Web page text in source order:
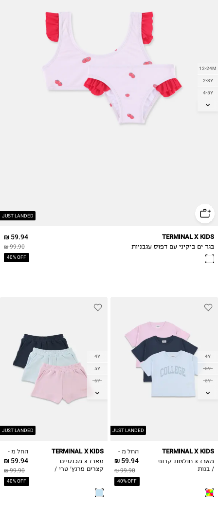
JUST LANDED
12-24M
2-3Y
4-5Y
6-7Y
59.94 ₪
99.90 ₪
40% OFF
TERMINAL X KIDS
בגד ים ביקיני עם דפוס עגבניות
JUST LANDED
4Y
5Y
6Y
7Y
13-14Y
החל מ -
59.94 ₪
99.90 ₪
40% OFF
TERMINAL X KIDS
מארז 3 חולצות קרופ
/ בנות
JUST LANDED
4Y
5Y
6Y
7Y
13-14Y
החל מ -
59.94 ₪
99.90 ₪
40% OFF
TERMINAL X KIDS
מארז 3 מכנסיים
קצרים פרנץ' טרי /